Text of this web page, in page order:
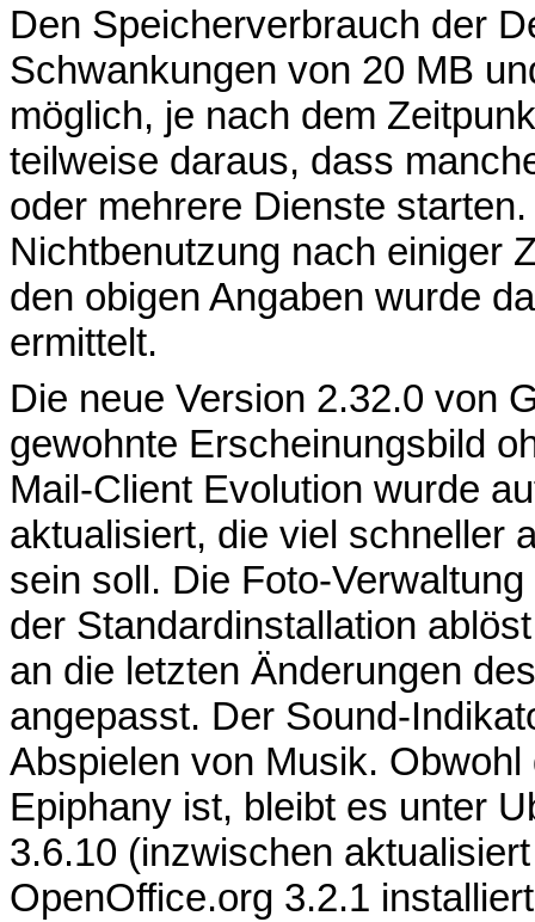
Den Speicherverbrauch der
Schwankungen von 20 MB
möglich, je nach dem
teilweise daraus, dass
oder mehrere Dienste
Nichtbenutzung nach einiger
den obigen Angaben wurde
ermittelt.
Die neue Version 2.32.0 von
gewohnte Erscheinungsbild
Mail-Client Evolution wurde
aktualisiert, die viel schneller
sein soll. Die Foto-
der Standardinstallation
an die letzten Änderungen
angepasst. Der Sound-
Abspielen von Musik.
Epiphany ist, bleibt es unter
3.6.10 (inzwischen
OpenOffice.org 3.2.1